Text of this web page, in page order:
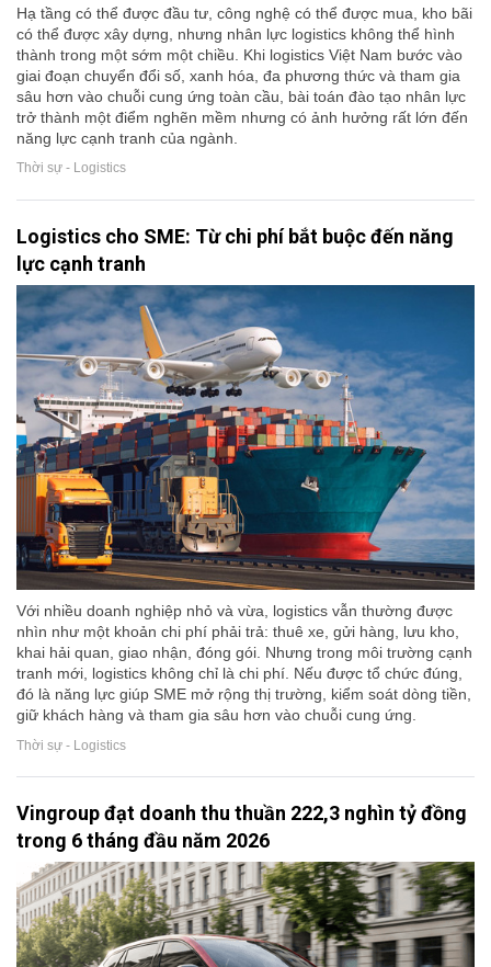
Hạ tầng có thể được đầu tư, công nghệ có thể được mua, kho bãi
có thể được xây dựng, nhưng nhân lực logistics không thể hình
thành trong một sớm một chiều. Khi logistics Việt Nam bước vào
giai đoạn chuyển đổi số, xanh hóa, đa phương thức và tham gia
sâu hơn vào chuỗi cung ứng toàn cầu, bài toán đào tạo nhân lực
trở thành một điểm nghẽn mềm nhưng có ảnh hưởng rất lớn đến
năng lực cạnh tranh của ngành.
Thời sự - Logistics
Logistics cho SME: Từ chi phí bắt buộc đến năng
lực cạnh tranh
Với nhiều doanh nghiệp nhỏ và vừa, logistics vẫn thường được
nhìn như một khoản chi phí phải trả: thuê xe, gửi hàng, lưu kho,
khai hải quan, giao nhận, đóng gói. Nhưng trong môi trường cạnh
tranh mới, logistics không chỉ là chi phí. Nếu được tổ chức đúng,
đó là năng lực giúp SME mở rộng thị trường, kiểm soát dòng tiền,
giữ khách hàng và tham gia sâu hơn vào chuỗi cung ứng.
Thời sự - Logistics
Vingroup đạt doanh thu thuần 222,3 nghìn tỷ đồng
trong 6 tháng đầu năm 2026